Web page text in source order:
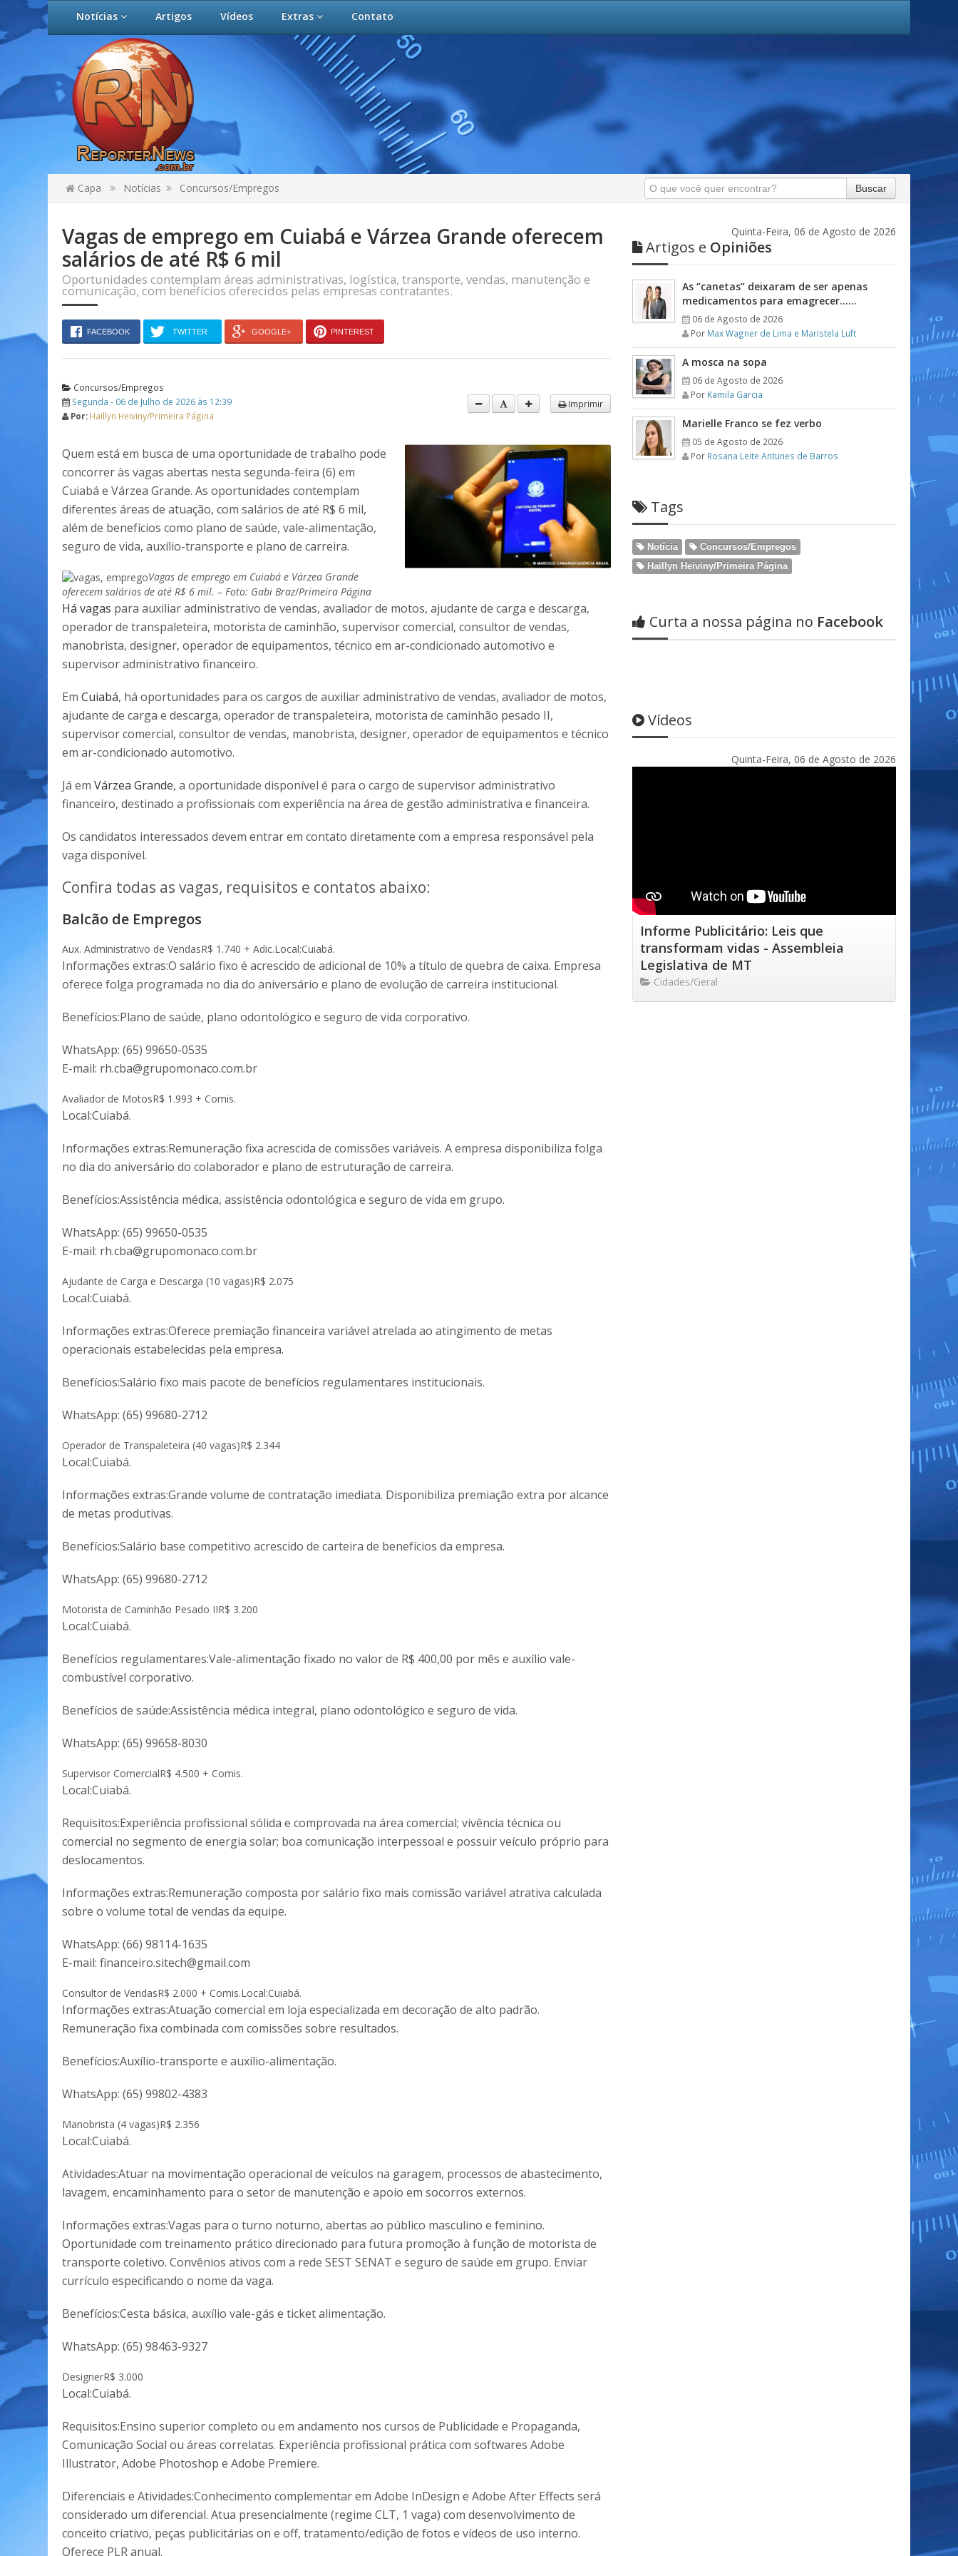
Notícias Artigos Vídeos Extras Contato
Capa Notícias Concursos/Empregos Buscar
Vagas de emprego em Cuiabá e Várzea Grande oferecem
salários de até R$ 6 mil
Oportunidades contemplam áreas administrativas, logística, transporte, vendas, manutenção e
comunicação, com benefícios oferecidos pelas empresas contratantes.
FACEBOOK TWITTER GOOGLE+ PINTEREST
Concursos/Empregos
Segunda - 06 de Julho de 2026 às 12:39
Por: Haillyn Heiviny/Primeira Página
Imprimir
Quem está em busca de uma oportunidade de trabalho pode
concorrer às vagas abertas nesta segunda-feira (6) em
Cuiabá e Várzea Grande. As oportunidades contemplam
diferentes áreas de atuação, com salários de até R$ 6 mil,
além de benefícios como plano de saúde, vale-alimentação,
seguro de vida, auxílio-transporte e plano de carreira.
Vagas de emprego em Cuiabá e Várzea Grande
oferecem salários de até R$ 6 mil. – Foto: Gabi Braz/Primeira Página
Há vagas para auxiliar administrativo de vendas, avaliador de motos, ajudante de carga e descarga,
operador de transpaleteira, motorista de caminhão, supervisor comercial, consultor de vendas,
manobrista, designer, operador de equipamentos, técnico em ar-condicionado automotivo e
supervisor administrativo financeiro.
Em Cuiabá, há oportunidades para os cargos de auxiliar administrativo de vendas, avaliador de motos,
ajudante de carga e descarga, operador de transpaleteira, motorista de caminhão pesado II,
supervisor comercial, consultor de vendas, manobrista, designer, operador de equipamentos e técnico
em ar-condicionado automotivo.
Já em Várzea Grande, a oportunidade disponível é para o cargo de supervisor administrativo
financeiro, destinado a profissionais com experiência na área de gestão administrativa e financeira.
Os candidatos interessados devem entrar em contato diretamente com a empresa responsável pela
vaga disponível.
Confira todas as vagas, requisitos e contatos abaixo:
Balcão de Empregos
Aux. Administrativo de VendasR$ 1.740 + Adic.Local:Cuiabá.
Informações extras:O salário fixo é acrescido de adicional de 10% a título de quebra de caixa. Empresa
oferece folga programada no dia do aniversário e plano de evolução de carreira institucional.
Benefícios:Plano de saúde, plano odontológico e seguro de vida corporativo.
WhatsApp: (65) 99650-0535
E-mail: rh.cba@grupomonaco.com.br
Avaliador de MotosR$ 1.993 + Comis.
Local:Cuiabá.
Informações extras:Remuneração fixa acrescida de comissões variáveis. A empresa disponibiliza folga
no dia do aniversário do colaborador e plano de estruturação de carreira.
Benefícios:Assistência médica, assistência odontológica e seguro de vida em grupo.
WhatsApp: (65) 99650-0535
E-mail: rh.cba@grupomonaco.com.br
Ajudante de Carga e Descarga (10 vagas)R$ 2.075
Local:Cuiabá.
Informações extras:Oferece premiação financeira variável atrelada ao atingimento de metas
operacionais estabelecidas pela empresa.
Benefícios:Salário fixo mais pacote de benefícios regulamentares institucionais.
WhatsApp: (65) 99680-2712
Operador de Transpaleteira (40 vagas)R$ 2.344
Local:Cuiabá.
Informações extras:Grande volume de contratação imediata. Disponibiliza premiação extra por alcance
de metas produtivas.
Benefícios:Salário base competitivo acrescido de carteira de benefícios da empresa.
WhatsApp: (65) 99680-2712
Motorista de Caminhão Pesado IIR$ 3.200
Local:Cuiabá.
Benefícios regulamentares:Vale-alimentação fixado no valor de R$ 400,00 por mês e auxílio vale-
combustível corporativo.
Benefícios de saúde:Assistência médica integral, plano odontológico e seguro de vida.
WhatsApp: (65) 99658-8030
Supervisor ComercialR$ 4.500 + Comis.
Local:Cuiabá.
Requisitos:Experiência profissional sólida e comprovada na área comercial; vivência técnica ou
comercial no segmento de energia solar; boa comunicação interpessoal e possuir veículo próprio para
deslocamentos.
Informações extras:Remuneração composta por salário fixo mais comissão variável atrativa calculada
sobre o volume total de vendas da equipe.
WhatsApp: (66) 98114-1635
E-mail: financeiro.sitech@gmail.com
Consultor de VendasR$ 2.000 + Comis.Local:Cuiabá.
Informações extras:Atuação comercial em loja especializada em decoração de alto padrão.
Remuneração fixa combinada com comissões sobre resultados.
Benefícios:Auxílio-transporte e auxílio-alimentação.
WhatsApp: (65) 99802-4383
Manobrista (4 vagas)R$ 2.356
Local:Cuiabá.
Atividades:Atuar na movimentação operacional de veículos na garagem, processos de abastecimento,
lavagem, encaminhamento para o setor de manutenção e apoio em socorros externos.
Informações extras:Vagas para o turno noturno, abertas ao público masculino e feminino.
Oportunidade com treinamento prático direcionado para futura promoção à função de motorista de
transporte coletivo. Convênios ativos com a rede SEST SENAT e seguro de saúde em grupo. Enviar
currículo especificando o nome da vaga.
Benefícios:Cesta básica, auxílio vale-gás e ticket alimentação.
WhatsApp: (65) 98463-9327
DesignerR$ 3.000
Local:Cuiabá.
Requisitos:Ensino superior completo ou em andamento nos cursos de Publicidade e Propaganda,
Comunicação Social ou áreas correlatas. Experiência profissional prática com softwares Adobe
Illustrator, Adobe Photoshop e Adobe Premiere.
Diferenciais e Atividades:Conhecimento complementar em Adobe InDesign e Adobe After Effects será
considerado um diferencial. Atua presencialmente (regime CLT, 1 vaga) com desenvolvimento de
conceito criativo, peças publicitárias on e off, tratamento/edição de fotos e vídeos de uso interno.
Oferece PLR anual.
Quinta-Feira, 06 de Agosto de 2026
Artigos e Opiniões
As “canetas” deixaram de ser apenas
medicamentos para emagrecer……
06 de Agosto de 2026
Por Max Wagner de Lima e Maristela Luft
A mosca na sopa
06 de Agosto de 2026
Por Kamila Garcia
Marielle Franco se fez verbo
05 de Agosto de 2026
Por Rosana Leite Antunes de Barros
Tags
Notícia
Concursos/Empregos
Haillyn Heiviny/Primeira Página
Curta a nossa página no Facebook
Vídeos
Quinta-Feira, 06 de Agosto de 2026
Informe Publicitário: Leis que
transformam vidas - Assembleia
Legislativa de MT
Cidades/Geral